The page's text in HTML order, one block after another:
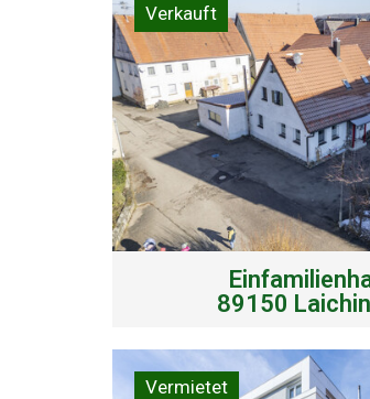
Verkauft
89150
Vermietet